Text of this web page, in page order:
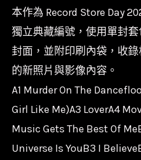
Bextor
-
Read
My
年
數
量
本作為 Record Store Day
獨立典藏編號，使用單封
封面，並附印刷內袋，收
的新照片與影像內容。
A1 Murder On The
Girl Like Me)A3 LoverA4
Music Gets The Best Of
Universe Is YouB3 I